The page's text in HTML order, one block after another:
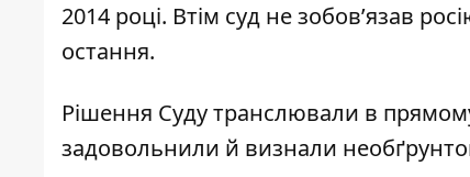
2014 році. Втім суд не зобов’язав
остання.
Рішення Судутранслювали в
задовольнили й визнали